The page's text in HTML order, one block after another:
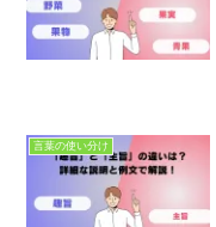
言葉の使い分け